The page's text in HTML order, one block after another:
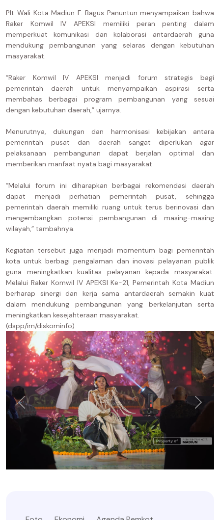
Plt Wali Kota Madiun F. Bagus Panuntun menyampaikan bahwa
Raker Komwil IV APEKSI memiliki peran penting dalam
memperkuat komunikasi dan kolaborasi antardaerah guna
mendukung pembangunan yang selaras dengan kebutuhan
masyarakat.
“Raker Komwil IV APEKSI menjadi forum strategis bagi
pemerintah daerah untuk menyampaikan aspirasi serta
membahas berbagai program pembangunan yang sesuai
dengan kebutuhan daerah,” ujarnya.
Menurutnya, dukungan dan harmonisasi kebijakan antara
pemerintah pusat dan daerah sangat diperlukan agar
pelaksanaan pembangunan dapat berjalan optimal dan
memberikan manfaat nyata bagi masyarakat.
“Melalui forum ini diharapkan berbagai rekomendasi daerah
dapat menjadi perhatian pemerintah pusat, sehingga
pemerintah daerah memiliki ruang untuk terus berinovasi dan
mengembangkan potensi pembangunan di masing-masing
wilayah,” tambahnya.
Kegiatan tersebut juga menjadi momentum bagi pemerintah
kota untuk berbagi pengalaman dan inovasi pelayanan publik
guna meningkatkan kualitas pelayanan kepada masyarakat.
Melalui Raker Komwil IV APEKSI Ke-21, Pemerintah Kota Madiun
berharap sinergi dan kerja sama antardaerah semakin kuat
dalam mendukung pembangunan yang berkelanjutan serta
meningkatkan kesejahteraan masyarakat.
(dspp/im/diskominfo)